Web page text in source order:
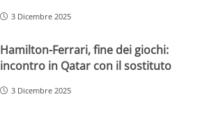
3 Dicembre 2025
Hamilton-Ferrari, fine dei giochi:
incontro in Qatar con il sostituto
3 Dicembre 2025